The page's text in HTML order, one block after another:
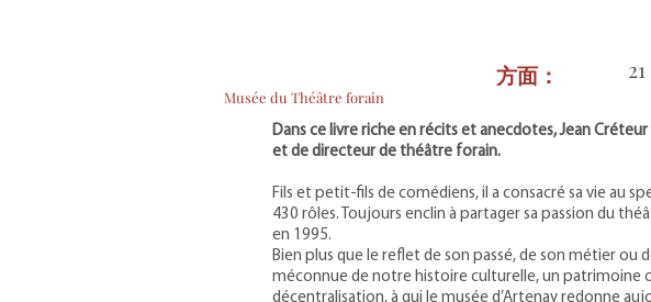
Musée du Théâtre forain
方面：
Dans ce livre riche en récits et anecdotes, Jean
et de directeur de théâtre forain.
Fils et petit-fils de comédiens, il a consacré sa vie au
430 rôles. Toujours enclin à partager sa passion du
en 1995.
Bien plus que le reflet de son passé, de son métier ou
méconnue de notre histoire culturelle, un patrimoine
décentralisation, à qui le musée d’Artenay redonne